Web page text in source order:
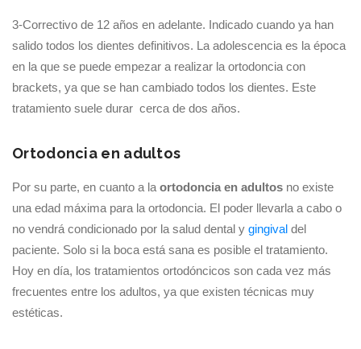
3-Correctivo de 12 años en adelante. Indicado cuando ya han
salido todos los dientes definitivos. La adolescencia es la época
en la que se puede empezar a realizar la ortodoncia con
brackets, ya que se han cambiado todos los dientes. Este
tratamiento suele durar cerca de dos años.
Ortodoncia en adultos
Por su parte, en cuanto a la ortodoncia en adultos no existe
una edad máxima para la ortodoncia. El poder llevarla a cabo o
no vendrá condicionado por la salud dental y gingival del
paciente. Solo si la boca está sana es posible el tratamiento.
Hoy en día, los tratamientos ortodóncicos son cada vez más
frecuentes entre los adultos, ya que existen técnicas muy
estéticas.